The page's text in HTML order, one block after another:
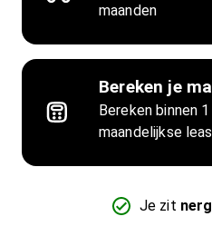
maanden
Bereken je
Bereken binnen
maandelijkse
Je zit